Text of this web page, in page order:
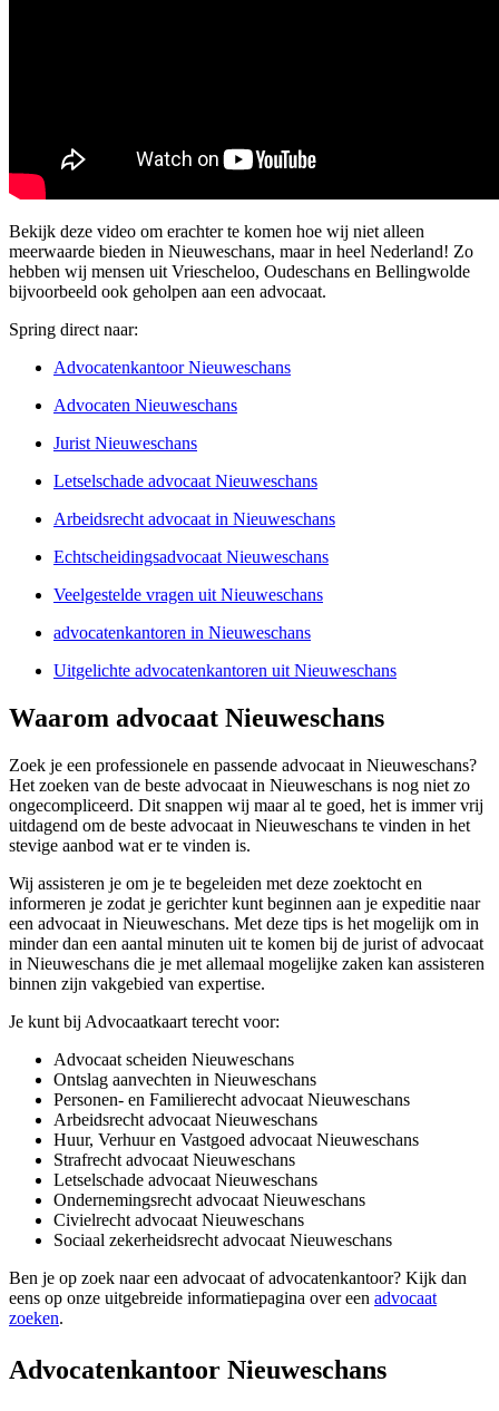
Bekijk deze video om erachter te komen hoe wij niet alleen
meerwaarde bieden in Nieuweschans, maar in heel Nederland! Zo
hebben wij mensen uit Vriescheloo, Oudeschans en Bellingwolde
bijvoorbeeld ook geholpen aan een advocaat.
Spring direct naar:
Advocatenkantoor Nieuweschans
Advocaten Nieuweschans
Jurist Nieuweschans
Letselschade advocaat Nieuweschans
Arbeidsrecht advocaat in Nieuweschans
Echtscheidingsadvocaat Nieuweschans
Veelgestelde vragen uit Nieuweschans
advocatenkantoren in Nieuweschans
Uitgelichte advocatenkantoren uit Nieuweschans
Waarom advocaat Nieuweschans
Zoek je een professionele en passende advocaat in Nieuweschans?
Het zoeken van de beste advocaat in Nieuweschans is nog niet zo
ongecompliceerd. Dit snappen wij maar al te goed, het is immer vrij
uitdagend om de beste advocaat in Nieuweschans te vinden in het
stevige aanbod wat er te vinden is.
Wij assisteren je om je te begeleiden met deze zoektocht en
informeren je zodat je gerichter kunt beginnen aan je expeditie naar
een advocaat in Nieuweschans. Met deze tips is het mogelijk om in
minder dan een aantal minuten uit te komen bij de jurist of advocaat
in Nieuweschans die je met allemaal mogelijke zaken kan assisteren
binnen zijn vakgebied van expertise.
Je kunt bij Advocaatkaart terecht voor:
Advocaat scheiden Nieuweschans
Ontslag aanvechten in Nieuweschans
Personen- en Familierecht advocaat Nieuweschans
Arbeidsrecht advocaat Nieuweschans
Huur, Verhuur en Vastgoed advocaat Nieuweschans
Strafrecht advocaat Nieuweschans
Letselschade advocaat Nieuweschans
Ondernemingsrecht advocaat Nieuweschans
Civielrecht advocaat Nieuweschans
Sociaal zekerheidsrecht advocaat Nieuweschans
Ben je op zoek naar een advocaat of advocatenkantoor? Kijk dan
eens op onze uitgebreide informatiepagina over een advocaat
zoeken.
Advocatenkantoor Nieuweschans